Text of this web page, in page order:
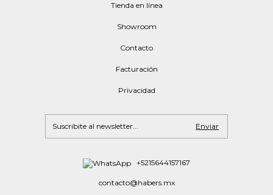
Tienda en línea
Showroom
Contacto
Facturación
Privacidad
+5215644157167
contacto@habers.mx